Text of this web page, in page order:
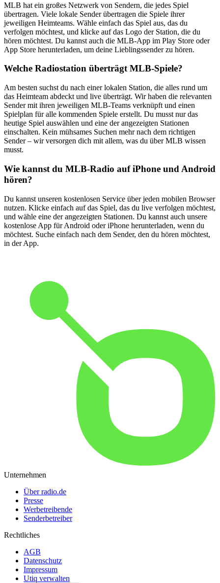
MLB hat ein großes Netzwerk von Sendern, die jedes Spiel
übertragen. Viele lokale Sender übertragen die Spiele ihrer
jeweiligen Heimteams. Wähle einfach das Spiel aus, das du
verfolgen möchtest, und klicke auf das Logo der Station, die du
hören möchtest. Du kannst auch die MLB-App im Play Store oder
App Store herunterladen, um deine Lieblingssender zu hören.
Welche Radiostation überträgt MLB-Spiele?
Am besten suchst du nach einer lokalen Station, die alles rund um
das Heimteam abdeckt und live überträgt. Wir haben die relevanten
Sender mit ihren jeweiligen MLB-Teams verknüpft und einen
Spielplan für alle kommenden Spiele erstellt. Du musst nur das
heutige Spiel auswählen und eine der angezeigten Stationen
einschalten. Kein mühsames Suchen mehr nach dem richtigen
Sender – wir versorgen dich mit allem, was du über MLB wissen
musst.
Wie kannst du MLB-Radio auf iPhone und Android
hören?
Du kannst unseren kostenlosen Service über jeden mobilen Browser
nutzen. Klicke einfach auf das Spiel, das du live verfolgen möchtest,
und wähle eine der angezeigten Stationen. Du kannst auch unsere
kostenlose App für Android oder iPhone herunterladen, wenn du
möchtest. Suche einfach nach dem Sender, den du hören möchtest,
in der App.
Unternehmen
Über radio.de
Presse
Werbetreibende
Senderbetreiber
Rechtliches
AGB
Datenschutz
Impressum
Utiq verwalten